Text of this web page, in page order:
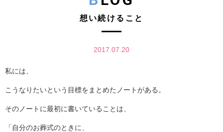
想い続けること
2017.07.20
私には、
こうなりたいという目標をまとめたノートがある。
そのノートに最初に書いていることは、
「自分のお葬式のときに、